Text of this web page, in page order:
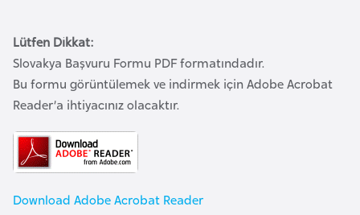
Lütfen Dikkat:
Slovakya Başvuru Formu PDF formatındadır.
Bu formu görüntülemek ve indirmek için Adobe Acrobat
Reader’a ihtiyacınız olacaktır.
Download Adobe Acrobat Reader
h
r
e
y
n
a